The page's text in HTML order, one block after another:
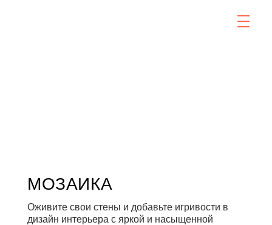
МОЗАИКА
Оживите свои стены и добавьте игривости в
дизайн интерьера с яркой и насыщенной